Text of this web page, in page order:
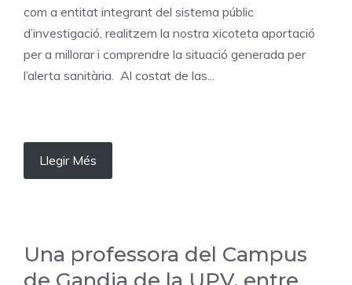
com a entitat integrant del sistema públic
d’investigació, realitzem la nostra xicoteta aportació
per a millorar i comprendre la situació generada per
l’alerta sanitària. Al costat de las...
Llegir Més
Una professora del Campus